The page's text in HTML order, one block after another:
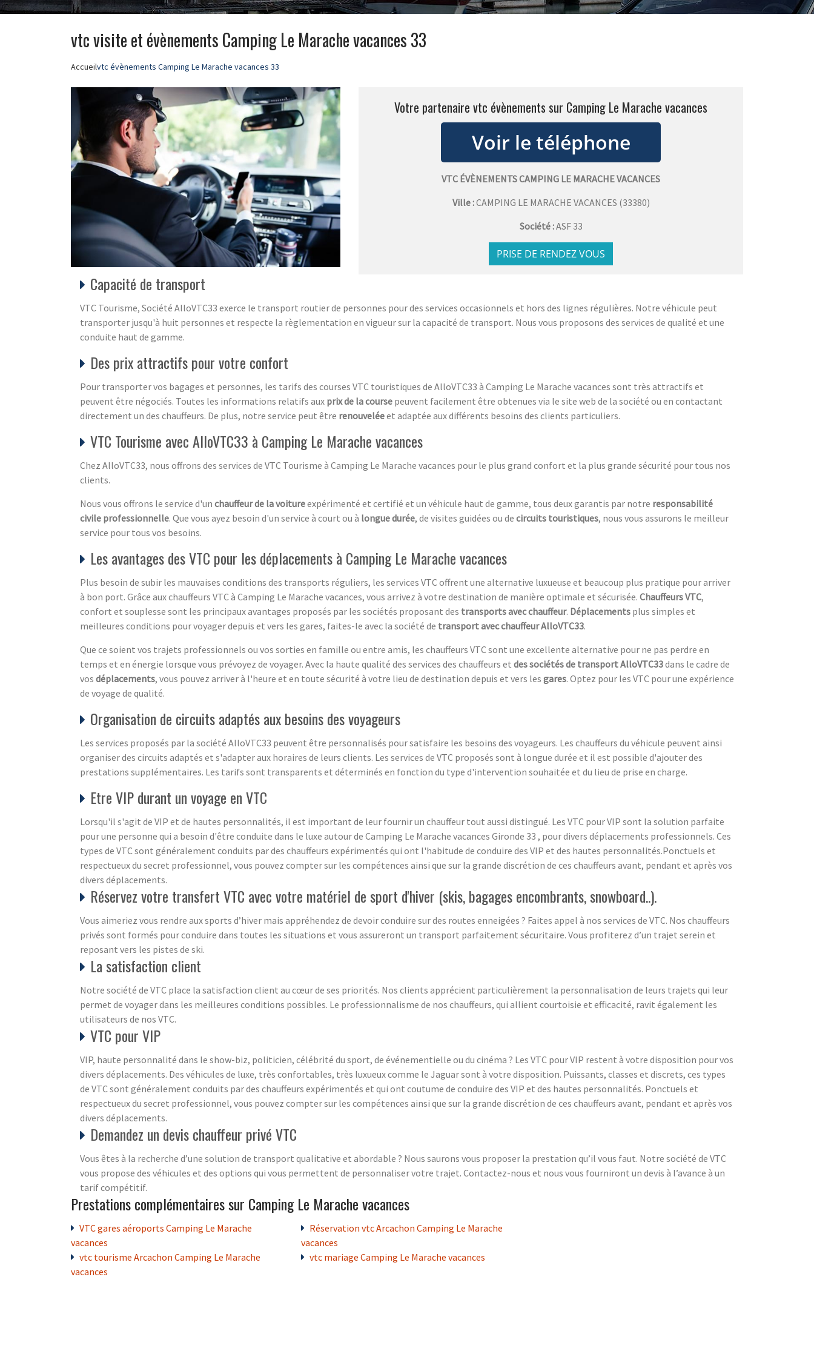
vtc visite et évènements Camping Le Marache vacances 33
Accueilvtc évènements Camping Le Marache vacances 33
Votre partenaire vtc évènements sur Camping Le Marache vacances
VTC ÉVÈNEMENTS CAMPING LE MARACHE VACANCES
Ville :CAMPING LE MARACHE VACANCES (33380)
Société :ASF 33
PRISE DE RENDEZ VOUS
Capacité de transport
VTC Tourisme, Société AlloVTC33 exerce le transport routier de personnes pour des services occasionnels et hors des lignes régulières. Notre véhicule peut
transporter jusqu'à huit personnes et respecte la règlementation en vigueur sur la capacité de transport. Nous vous proposons des services de qualité et une
conduite haut de gamme.
Des prix attractifs pour votre confort
Pour transporter vos bagages et personnes, les tarifs des courses VTC touristiques de AlloVTC33 à Camping Le Marache vacances sont très attractifs et
peuvent être négociés. Toutes les informations relatifs aux prix de la course peuvent facilement être obtenues via le site web de la société ou en contactant
directement un des chauffeurs. De plus, notre service peut être renouveléeet adaptée aux différents besoins des clients particuliers.
VTC Tourisme avec AlloVTC33 à Camping Le Marache vacances
Chez AlloVTC33, nous offrons des services de VTC Tourisme à Camping Le Marache vacances pour le plus grand confort et la plus grande sécurité pour tous nos
clients.
Nous vous offrons le service d'un chauffeur de la voitureexpérimenté et certifié et un véhicule haut de gamme, tous deux garantis par notre responsabilité
civile professionnelle. Que vous ayez besoin d'un service à court ou à longue durée, de visites guidées ou de circuits touristiques, nous vous assurons le meilleur
service pour tous vos besoins.
Les avantages des VTC pour les déplacements à Camping Le Marache vacances
Plus besoin de subir les mauvaises conditions des transports réguliers, les services VTC offrent une alternative luxueuse et beaucoup plus pratique pour arriver
à bon port. Grâce aux chauffeurs VTC à Camping Le Marache vacances, vous arrivez à votre destination de manière optimale et sécurisée. Chauffeurs VTC,
confort et souplesse sont les principaux avantages proposés par les sociétés proposant des transports avec chauffeur. Déplacements plus simples et
meilleures conditions pour voyager depuis et vers les gares, faites-le avec la société de transport avec chauffeur AlloVTC33.
Que ce soient vos trajets professionnels ou vos sorties en famille ou entre amis, les chauffeurs VTC sont une excellente alternative pour ne pas perdre en
temps et en énergie lorsque vous prévoyez de voyager. Avec la haute qualité des services des chauffeurs et des sociétés de transport AlloVTC33dans le cadre de
vos déplacements, vous pouvez arriver à l'heure et en toute sécurité à votre lieu de destination depuis et vers les gares. Optez pour les VTC pour une expérience
de voyage de qualité.
Organisation de circuits adaptés aux besoins des voyageurs
Les services proposés par la société AlloVTC33 peuvent être personnalisés pour satisfaire les besoins des voyageurs. Les chauffeurs du véhicule peuvent ainsi
organiser des circuits adaptés et s'adapter aux horaires de leurs clients. Les services de VTC proposés sont à longue durée et il est possible d'ajouter des
prestations supplémentaires. Les tarifs sont transparents et déterminés en fonction du type d'intervention souhaitée et du lieu de prise en charge.
Etre VIP durant un voyage en VTC
Lorsqu'il s'agit de VIP et de hautes personnalités, il est important de leur fournir un chauffeur tout aussi distingué. Les VTC pour VIP sont la solution parfaite
pour une personne qui a besoin d'être conduite dans le luxe autour de Camping Le Marache vacances Gironde 33 , pour divers déplacements professionnels. Ces
types de VTC sont généralement conduits par des chauffeurs expérimentés qui ont l'habitude de conduire des VIP et des hautes personnalités.Ponctuels et
respectueux du secret professionnel, vous pouvez compter sur les compétences ainsi que sur la grande discrétion de ces chauffeurs avant, pendant et après vos
divers déplacements.
Réservez votre transfert VTC avec votre matériel de sport d'hiver (skis, bagages encombrants, snowboard..).
Vous aimeriez vous rendre aux sports d’hiver mais appréhendez de devoir conduire sur des routes enneigées ? Faites appel à nos services de VTC. Nos chauffeurs
privés sont formés pour conduire dans toutes les situations et vous assureront un transport parfaitement sécuritaire. Vous profiterez d’un trajet serein et
reposant vers les pistes de ski.
La satisfaction client
Notre société de VTC place la satisfaction client au cœur de ses priorités. Nos clients apprécient particulièrement la personnalisation de leurs trajets qui leur
permet de voyager dans les meilleures conditions possibles. Le professionnalisme de nos chauffeurs, qui allient courtoisie et efficacité, ravit également les
utilisateurs de nos VTC.
VTC pour VIP
VIP, haute personnalité dans le show-biz, politicien, célébrité du sport, de événementielle ou du cinéma ? Les VTC pour VIP restent à votre disposition pour vos
divers déplacements. Des véhicules de luxe, très confortables, très luxueux comme le Jaguar sont à votre disposition. Puissants, classes et discrets, ces types
de VTC sont généralement conduits par des chauffeurs expérimentés et qui ont coutume de conduire des VIP et des hautes personnalités. Ponctuels et
respectueux du secret professionnel, vous pouvez compter sur les compétences ainsi que sur la grande discrétion de ces chauffeurs avant, pendant et après vos
divers déplacements.
Demandez un devis chauffeur privé VTC
Vous êtes à la recherche d’une solution de transport qualitative et abordable ? Nous saurons vous proposer la prestation qu’il vous faut. Notre société de VTC
vous propose des véhicules et des options qui vous permettent de personnaliser votre trajet. Contactez-nous et nous vous fourniront un devis à l’avance à un
tarif compétitif.
Prestations complémentaires sur Camping Le Marache vacances
VTC gares aéroports Camping Le Marache
vacances
vtc tourisme Arcachon Camping Le Marache
vacances
Réservation vtc Arcachon Camping Le Marache
vacances
vtc mariage Camping Le Marache vacances